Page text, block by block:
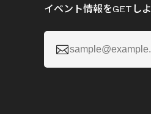
イベント情報をGETしよ
